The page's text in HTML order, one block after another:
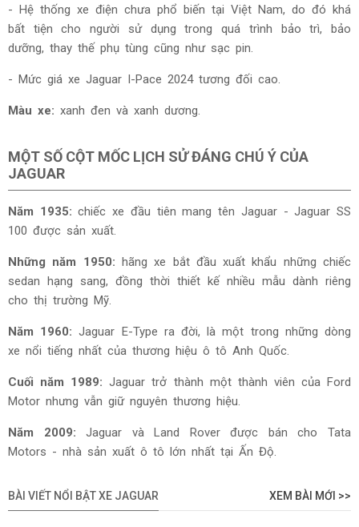
- Hệ thống xe điện chưa phổ biến tại Việt Nam, do đó khá
bất tiện cho người sử dụng trong quá trình bảo trì, bảo
dưỡng, thay thế phụ tùng cũng như sạc pin.
- Mức giá xe Jaguar I-Pace 2024 tương đối cao.
Màu xe: xanh đen và xanh dương.
MỘT SỐ CỘT MỐC LỊCH SỬ ĐÁNG CHÚ Ý CỦA
JAGUAR
Năm 1935: chiếc xe đầu tiên mang tên Jaguar - Jaguar SS
100 được sản xuất.
Những năm 1950: hãng xe bắt đầu xuất khẩu những chiếc
sedan hạng sang, đồng thời thiết kế nhiều mẫu dành riêng
cho thị trường Mỹ.
Năm 1960: Jaguar E-Type ra đời, là một trong những dòng
xe nổi tiếng nhất của thương hiệu ô tô Anh Quốc.
Cuối năm 1989: Jaguar trở thành một thành viên của Ford
Motor nhưng vẫn giữ nguyên thương hiệu.
Năm 2009:
Jaguar và Land Rover được bán cho Tata
Motors - nhà sản xuất ô tô lớn nhất tại Ấn Độ.
BÀI VIẾT NỔI BẬT XE JAGUAR XEM BÀI MỚI >>